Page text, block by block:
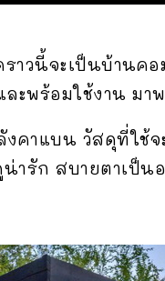
าวนี้จะเป็นบ้านค
ะพร้อมใช้งาน ม
าแบน วัสดุที่ใช้จ
รัก สบายตาเป็นอ